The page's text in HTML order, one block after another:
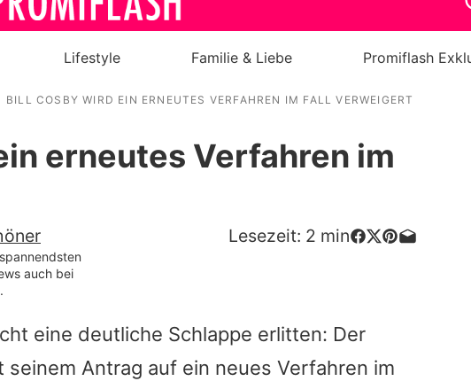
Royals
Familie & Liebe
Lifestyle Familie & Liebe Promiflash
BILL COSBY WIRD EIN ERNEUTES VERFAHREN IM FALL VERWEIGERT
erneutes Verfahren im
Lesezeit: 2 min
auch bei
eine deutliche Schlappe erlitten: Der
Antrag auf ein neues Verfahren im